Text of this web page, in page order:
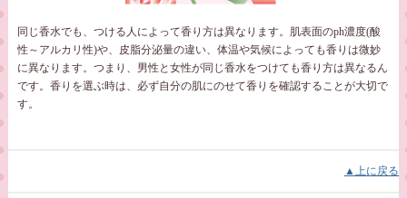
同じ香水でも、つける人によって香り方は異なります。肌表面のph濃度(酸
性～アルカリ性)や、皮脂分泌量の違い、体温や気候によっても香りは微妙
に異なります。つまり、男性と女性が同じ香水をつけても香り方は異なるん
です。香りを選ぶ時は、必ず自分の肌にのせて香りを確認することが大切で
す。
▲上に戻る